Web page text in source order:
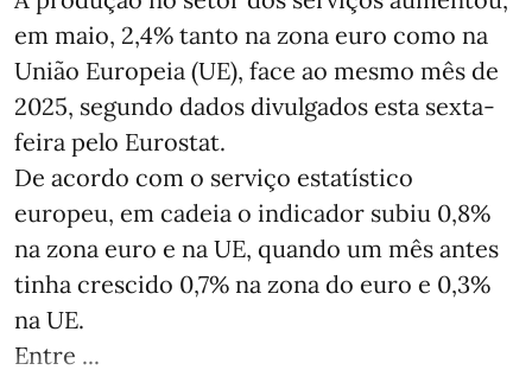
em maio, 2,4% tanto na zona euro como na
União Europeia (UE), face ao mesmo mês de
2025, segundo dados divulgados esta sexta-
feira pelo Eurostat.
De acordo com o serviço estatístico
europeu, em cadeia o indicador subiu 0,8%
na zona euro e na UE, quando um mês antes
tinha crescido 0,7% na zona do euro e 0,3%
na UE.
Entre ...